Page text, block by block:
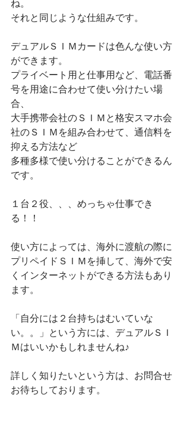
ね。
それと同じような仕組みです。
デュアルＳＩＭカードは色んな使い方
ができます。
プライベート用と仕事用など、電話番
号を用途に合わせて使い分けたい場
合、
大手携帯会社のＳＩＭと格安スマホ会
社のＳＩＭを組み合わせて、通信料を
抑える方法など
多種多様で使い分けることができるん
です。
１台２役、、、めっちゃ仕事でき
る！！
使い方によっては、海外に渡航の際に
プリペイドＳＩＭを挿して、海外で安
くインターネットができる方法もあり
ます。
「自分には２台持ちはむいていな
い。。」という方には、デュアルＳＩ
Ｍはいいかもしれませんね♪
詳しく知りたいという方は、お問合せ
お待ちしております。